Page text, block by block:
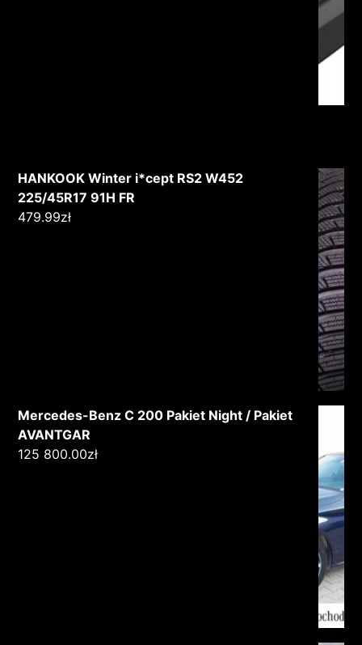
HANKOOK Winter i*cept RS2 W452
225/45R17 91H FR
479.99zł
Mercedes-Benz C 200 Pakiet Night / Pakiet
AVANTGAR
125 800.00zł